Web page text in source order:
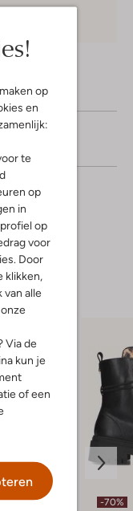
op
en
te
op
in
op
voor
Door
klikken,
van alle
Via de
kun je
of een
4/5
-70%